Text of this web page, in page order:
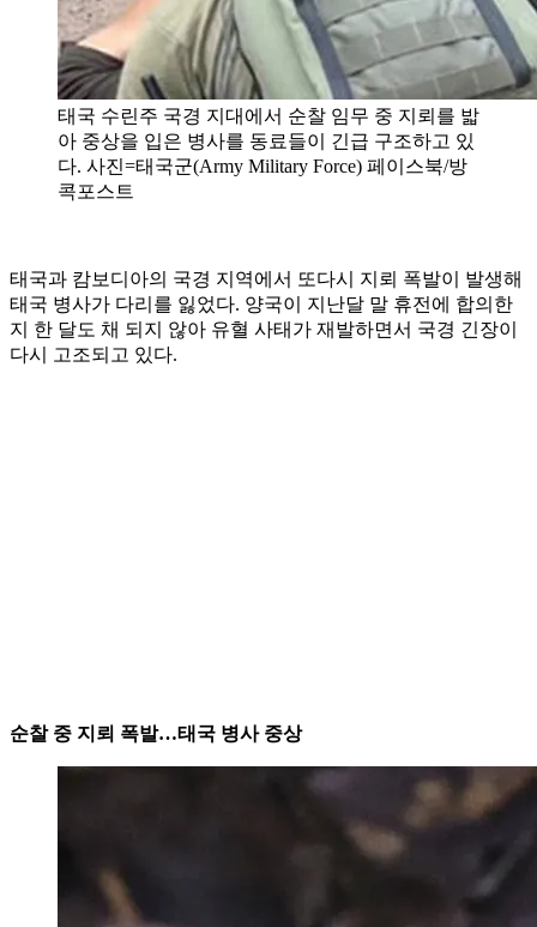
태국 수린주 국경 지대에서 순찰 임무 중 지뢰를 밟
아 중상을 입은 병사를 동료들이 긴급 구조하고 있
다. 사진=태국군(Army Military Force) 페이스북/방
콕포스트
태국과 캄보디아의 국경 지역에서 또다시 지뢰 폭발이 발생해
태국 병사가 다리를 잃었다. 양국이 지난달 말 휴전에 합의한
지 한 달도 채 되지 않아 유혈 사태가 재발하면서 국경 긴장이
다시 고조되고 있다.
순찰 중 지뢰 폭발…태국 병사 중상